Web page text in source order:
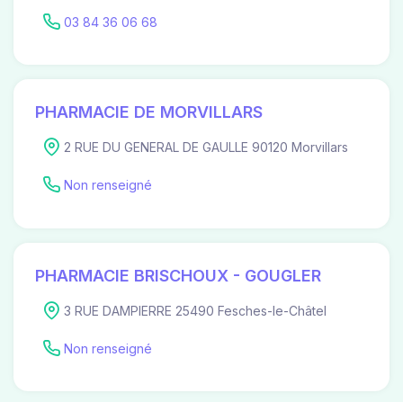
03 84 36 06 68
PHARMACIE DE MORVILLARS
2 RUE DU GENERAL DE GAULLE 90120 Morvillars
Non renseigné
PHARMACIE BRISCHOUX - GOUGLER
3 RUE DAMPIERRE 25490 Fesches-le-Châtel
Non renseigné